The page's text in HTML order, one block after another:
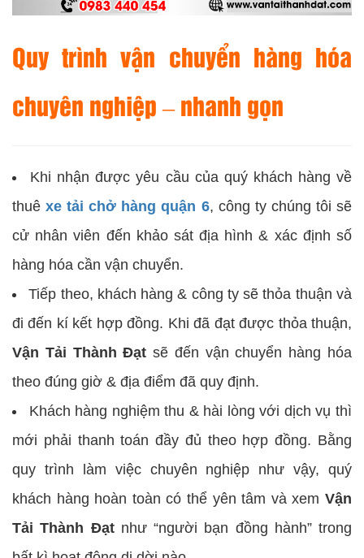
Quy trình vận chuyển hàng hóa
chuyên nghiệp – nhanh gọn
Khi nhận được yêu cầu của quý khách hàng về
thuêxe tải chở hàng quận 6, công ty chúng tôi sẽ
cử nhân viên đến khảo sát địa hình & xác định số
hàng hóa cần vận chuyển.
Tiếp theo, khách hàng & công ty sẽ thỏa thuận và
đi đến kí kết hợp đồng. Khi đã đạt được thỏa thuận,
Vận Tải Thành Đạt sẽ đến vận chuyển hàng hóa
theo đúng giờ & địa điểm đã quy định.
Khách hàng nghiệm thu & hài lòng với dịch vụ thì
mới phải thanh toán đầy đủ theo hợp đồng. Bằng
quy trình làm việc chuyên nghiệp như vậy, quý
khách hàng hoàn toàn có thể yên tâm và xem Vận
Tải Thành Đạtnhư “người bạn đồng hành” trong